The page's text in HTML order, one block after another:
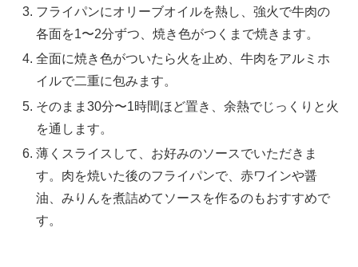
フライパンにオリーブオイルを熱し、強火で牛肉の
各面を1〜2分ずつ、焼き色がつくまで焼きます。
全面に焼き色がついたら火を止め、牛肉をアルミホ
イルで二重に包みます。
そのまま30分〜1時間ほど置き、余熱でじっくりと火
を通します。
薄くスライスして、お好みのソースでいただきま
す。肉を焼いた後のフライパンで、赤ワインや醤
油、みりんを煮詰めてソースを作るのもおすすめで
す。